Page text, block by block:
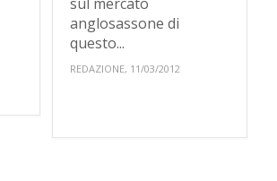
anglosassone di
questo...
REDAZIONE, 11/03/2012